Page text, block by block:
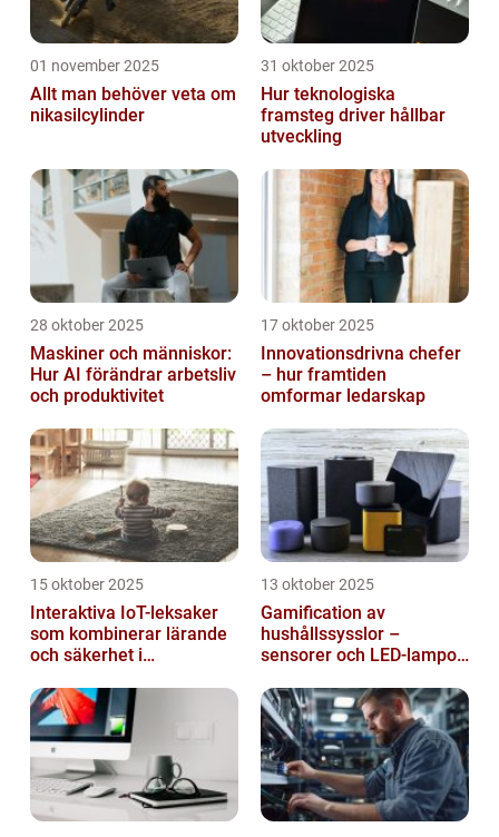
01 november 2025
Allt man behöver veta om
nikasilcylinder
31 oktober 2025
Hur teknologiska
framsteg driver hållbar
utveckling
28 oktober 2025
Maskiner och människor:
Hur AI förändrar arbetsliv
och produktivitet
17 oktober 2025
Innovationsdrivna chefer
– hur framtiden
omformar ledarskap
15 oktober 2025
Interaktiva IoT-leksaker
som kombinerar lärande
och säkerhet i
13 oktober 2025
Gamification av
hushållssysslor –
sensorer och LED-lampor